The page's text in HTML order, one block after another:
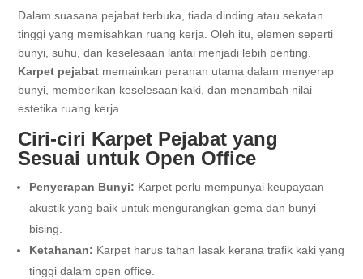
Dalam suasana pejabat terbuka, tiada dinding atau sekatan
tinggi yang memisahkan ruang kerja. Oleh itu, elemen seperti
bunyi, suhu, dan keselesaan lantai menjadi lebih penting.
Karpet pejabat memainkan peranan utama dalam menyerap
bunyi, memberikan keselesaan kaki, dan menambah nilai
estetika ruang kerja.
Ciri-ciri Karpet Pejabat yang
Sesuai untuk Open Office
Penyerapan Bunyi: Karpet perlu mempunyai keupayaan
akustik yang baik untuk mengurangkan gema dan bunyi
bising.
Ketahanan: Karpet harus tahan lasak kerana trafik kaki yang
tinggi dalam open office.